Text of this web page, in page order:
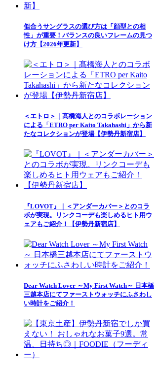
似合うサングラスの選び方は「顔型との相
性」が重要！バランスの良いフレームの見つ
け方【2026年更新】
＜エトロ＞｜髙橋海人とのコラボレーション
による「ETRO per Kaito Takahashi」から新
たなコレクションが登場【伊勢丹新宿店】
『LOVOT』｜＜アンダーカバー＞とのコラ
ボが実現。リンクコーデも楽しめるヒト用ウ
ェアもご紹介！【伊勢丹新宿店】
Dear Watch Lover ～My First Watch～ 日本橋
三越本店にてファーストウォッチにふさわし
い時計をご紹介！